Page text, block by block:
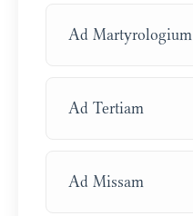
Ad Martyrologium
Ad Tertiam
Ad Missam